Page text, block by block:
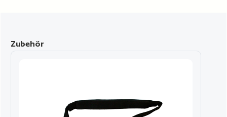
Produktgalerie überspringen
Zubehör